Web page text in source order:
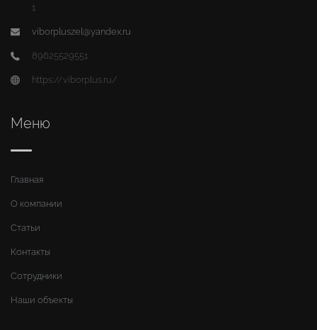
1
viborpluszel@yandex.ru
89625529551
https://viborplus.ru/
Меню
Главная
О компании
Статьи
Контакты
Сотрудники
Наши объекты